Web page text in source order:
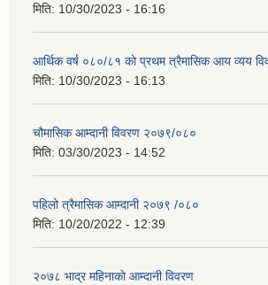
मिति: 10/30/2023 - 16:16
आर्थिक वर्ष ०८०/८१ को प्रथम त्रैमासिक आय व्यय
मिति: 10/30/2023 - 16:13
चौमासिक आम्दानी विवरण २०७९/०८०
मिति: 03/30/2023 - 14:52
पहिलो त्रैमासिक आम्दानी २०७९ /०८०
मिति: 10/20/2022 - 12:39
२०७८ भाद्र महिनाकाे आम्दानी विवरण